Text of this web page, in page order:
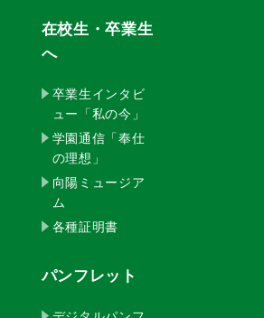
在校生・卒業生
へ
卒業生インタビ
ュー「私の今」
学園通信「奉仕
の理想」
向陽ミュージア
ム
各種証明書
パンフレット